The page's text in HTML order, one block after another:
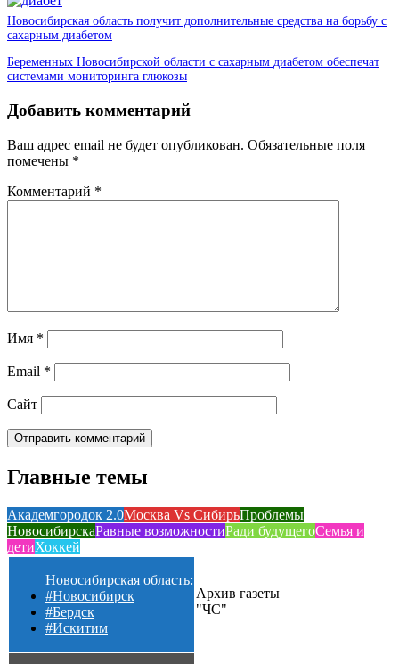
Новосибирская область получит дополнительные средства на борьбу с
сахарным диабетом
Беременных Новосибирской области с сахарным диабетом обеспечат
системами мониторинга глюкозы
Добавить комментарий
Ваш адрес email не будет опубликован. Обязательные поля
помечены *
Комментарий *
Имя *
Email *
Сайт
Главные темы
Академгородок 2.0Москва Vs СибирьПроблемы
НовосибирскаРавные возможностиРади будущегоСемья и
детиХоккей
Новосибирская область:
#Новосибирск
#Бердск
#Искитим
Архив газеты
"ЧС"